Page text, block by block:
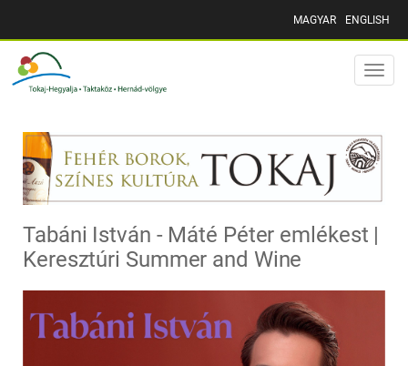
MAGYAR ENGLISH
Toggle
Tabáni István - Máté Péter emlékest |
Keresztúri Summer and Wine